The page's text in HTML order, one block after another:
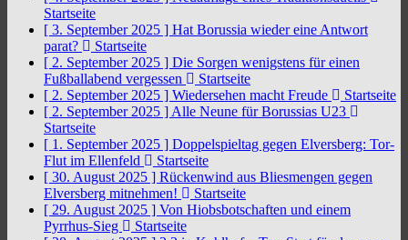
Startseite
[ 3. September 2025 ] Hat Borussia wieder eine Antwort
parat?
Startseite
[ 2. September 2025 ] Die Sorgen wenigstens für einen
Fußballabend vergessen
Startseite
[ 2. September 2025 ] Wiedersehen macht Freude
Startseite
[ 2. September 2025 ] Alle Neune für Borussias U23
Startseite
[ 1. September 2025 ] Doppelspieltag gegen Elversberg: Tor-
Flut im Ellenfeld
Startseite
[ 30. August 2025 ] Rückenwind aus Bliesmengen gegen
Elversberg mitnehmen!
Startseite
[ 29. August 2025 ] Von Hiobsbotschaften und einem
Pyrrhus-Sieg
Startseite